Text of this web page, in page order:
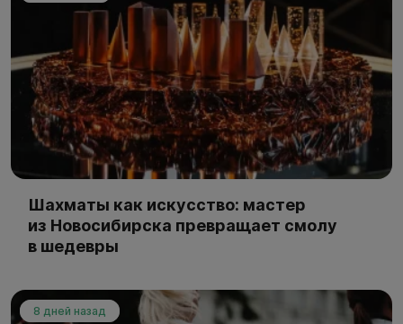
Шахматы как искусство: мастер
из Новосибирска превращает смолу
в шедевры
8 дней назад